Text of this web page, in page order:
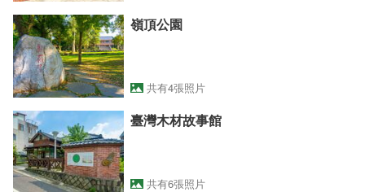
嶺頂公園
共有4張照片
臺灣木材故事館
共有6張照片